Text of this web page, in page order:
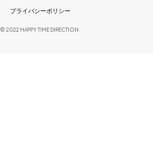
プライバシーポリシー
© 2022 HAPPY TIME DIRECTION.